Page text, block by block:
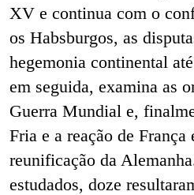
XV e continua com o
os Habsburgos, as
hegemonia continental
em seguida, examina as
Guerra Mundial e,
Fria e a reação de França
reunificação da
estudados, doze